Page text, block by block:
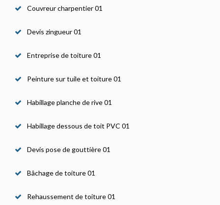
Couvreur charpentier 01
Devis zingueur 01
Entreprise de toiture 01
Peinture sur tuile et toiture 01
Habillage planche de rive 01
Habillage dessous de toit PVC 01
Devis pose de gouttière 01
Bâchage de toiture 01
Rehaussement de toiture 01